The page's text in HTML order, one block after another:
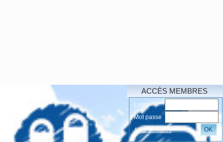
ACCÈS MEMBRES
Login
Mot passe
Accés oubliés
OK